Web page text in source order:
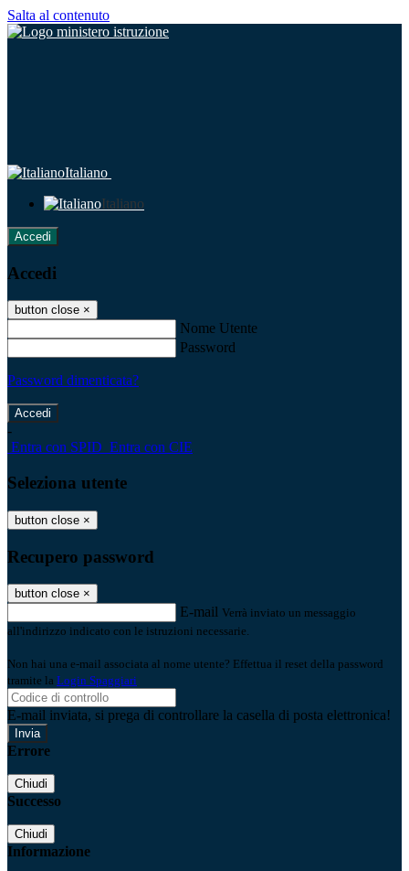
Salta al contenuto
Italiano
Italiano
Accedi
Accedi
button close ×
Nome Utente
Password
Password dimenticata?
-
Entra con SPID Entra con CIE
Seleziona utente
button close ×
Recupero password
button close ×
E-mail Verrà inviato un messaggio
all'indirizzo indicato con le istruzioni necessarie.
Non hai una e-mail associata al nome utente? Effettua il reset della password
tramite la Login Spaggiari
E-mail inviata, si prega di controllare la casella di posta elettronica!
Errore
Chiudi
Successo
Chiudi
Informazione